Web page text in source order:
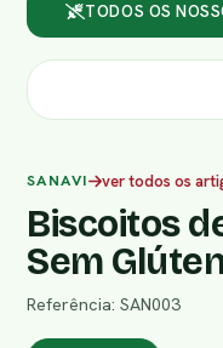
TODOS OS
SANAVI ver todos os
Biscoitos
Sem
Referência: SAN003